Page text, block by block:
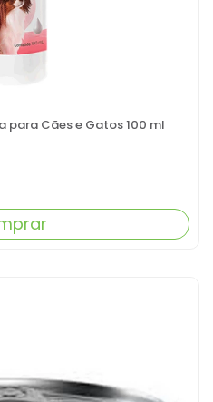
para Cães e Gatos 100 ml